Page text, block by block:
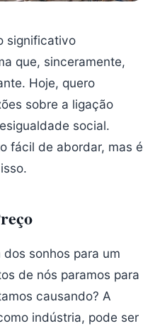
significativo
que, sinceramente,
Hoje, quero
sobre a ligação
social.
fácil de abordar, mas é
sonhos para um
de nós paramos para
causando? A
indústria, pode ser